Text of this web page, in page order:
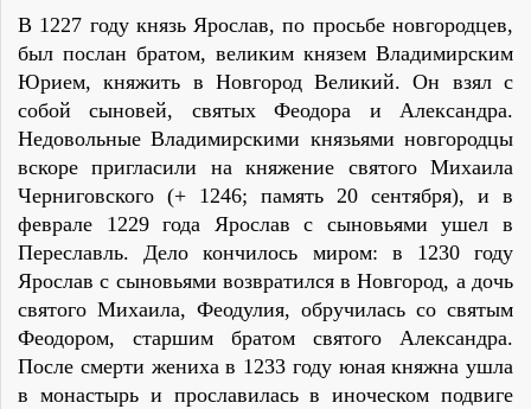
В 1227 году князь Ярослав, по просьбе новгородцев,
был послан братом, великим князем Владимирским
Юрием, княжить в Новгород Великий. Он взял с
собой сыновей, святых Феодора и Александра.
Недовольные Владимирскими князьями новгородцы
вскоре пригласили на княжение святого Михаила
Черниговского (+ 1246; память 20 сентября), и в
феврале 1229 года Ярослав с сыновьями ушел в
Переславль. Дело кончилось миром: в 1230 году
Ярослав с сыновьями возвратился в Новгород, а дочь
святого Михаила, Феодулия, обручилась со святым
Феодором, старшим братом святого Александра.
После смерти жениха в 1233 году юная княжна ушла
в монастырь и прославилась в иноческом подвиге